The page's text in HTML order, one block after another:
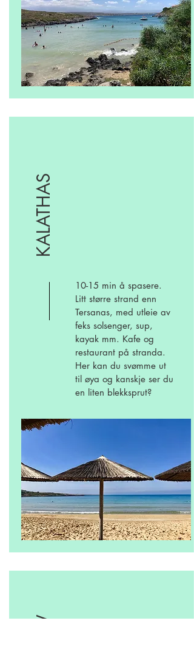
KALATHAS
10-15 min å spasere.
Litt større strand enn
Tersanas, med utleie av
feks solsenger, sup,
kayak mm. Kafe og
restaurant på stranda.
Her kan du svømme ut
til øya og kanskje ser du
en liten blekksprut?